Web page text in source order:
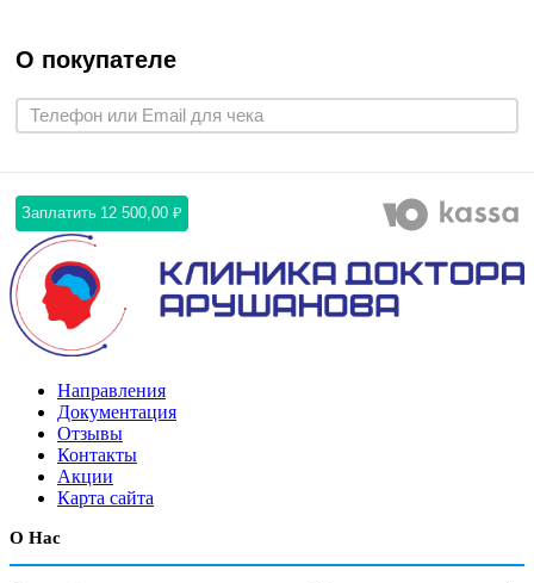
О покупателе
Заплатить 12 500,00 ₽
Направления
Документация
Отзывы
Контакты
Акции
Карта сайта
О Нас